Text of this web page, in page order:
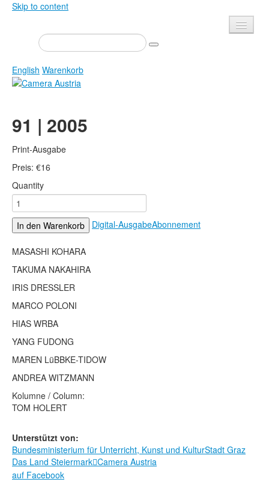
Skip to content
Presse
Veranstaltungen
Newsletter
Über uns
Ausschreibungen
Shop
Datenschutz
Mediadaten
English Warenkorb
Zeitschrift
Ausstellungen
Bücher
Edition
Camera Austria Preis
Fotoarchiv Pierre Bourdieu
Rechtliche Informationen
91 | 2005
Print-Ausgabe
Preis: €16
Quantity
In den Warenkorb Digital-AusgabeAbonnement
MASASHI KOHARA
TAKUMA NAKAHIRA
IRIS DRESSLER
MARCO POLONI
HIAS WRBA
YANG FUDONG
MAREN LüBBKE-TIDOW
ANDREA WITZMANN
Kolumne / Column:
TOM HOLERT
Unterstützt von:
Bundesministerium für Unterricht, Kunst und KulturStadt Graz
Das Land SteiermarkCamera Austria
auf Facebook